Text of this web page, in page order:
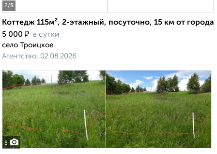
2/8
Коттедж 115м², 2-этажный, посуточно, 15 км от города
5 000 ₽ в сутки
село Троицкое
Агентство, 02.08.2026
5